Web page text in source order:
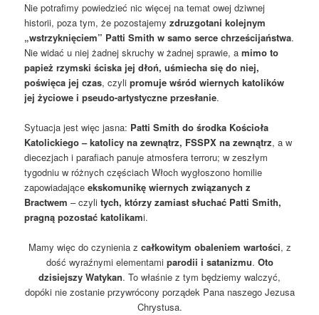
Nie potrafimy powiedzieć nic więcej na temat owej dziwnej
historii, poza tym, że pozostajemyzdruzgotani kolejnym
„wstrzyknięciem” Patti Smith w samo serce chrześcijaństwa.
Nie widać u niej żadnej skruchy w żadnej sprawie, amimo to
papież rzymski ściska jej dłoń, uśmiecha się do niej,
poświęca jej czas, czylipromuje wśród wiernych katolików
jej życiowe i pseudo-artystyczne przesłanie.
Sytuacja jest więc jasna: Patti Smith do środka Kościoła
Katolickiego – katolicy na zewnątrz, FSSPX na zewnątrz, a w
diecezjach i parafiach panuje atmosfera terroru; w zeszłym
tygodniu w różnych częściach Włoch wygłoszono homilie
zapowiadająceekskomunikę wiernych związanych z
Bractwem – czylitych, którzy zamiast słuchać Patti Smith,
pragną pozostać katolikami.
Mamy więc do czynienia z całkowitym obaleniem wartości, z
dość wyraźnymi elementami parodii i satanizmu. Oto
dzisiejszy Watykan. To właśnie z tym będziemy walczyć,
dopóki nie zostanie przywrócony porządek Pana naszego Jezusa
Chrystusa.